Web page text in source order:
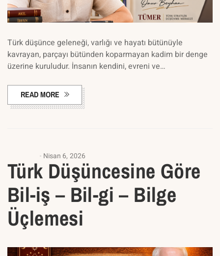
Türk düşünce geleneği, varlığı ve hayatı bütünüyle
kavrayan, parçayı bütünden koparmayan kadim bir denge
üzerine kuruludur. İnsanın kendini, evreni ve…
READ MORE
Nisan 6, 2026
Türk Düşüncesine Göre
Bil-iş – Bil-gi – Bilge
Üçlemesi